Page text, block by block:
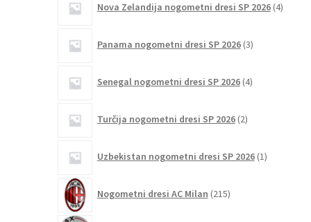
Nova Zelandija nogometni dresi SP 2026 4izdelki
Panama nogometni dresi SP 2026 3izdelki
Senegal nogometni dresi SP 2026 4izdelki
Turčija nogometni dresi SP 2026 2izdelka
Uzbekistan nogometni dresi SP 2026 1izdelek
Nogometni dresi AC Milan 215izdelkov